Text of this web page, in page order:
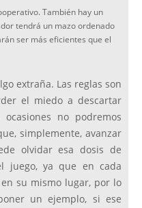
También hay un
tendrá un mazo ordenado
ser más eficientes que el
extraña. Las reglas son
el miedo a descartar
no podremos
simplemente, avanzar
olvidar esa dosis de
juego, ya que en cada
su mismo lugar, por lo
un ejemplo, si ese